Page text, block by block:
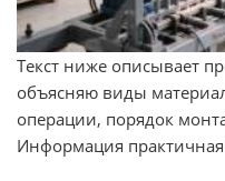
Текст ниже описывает
объясняю виды
операции, порядок
Информация